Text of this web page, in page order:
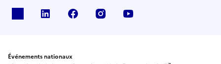
Linkedin Facebook Instagram
Événements nationaux